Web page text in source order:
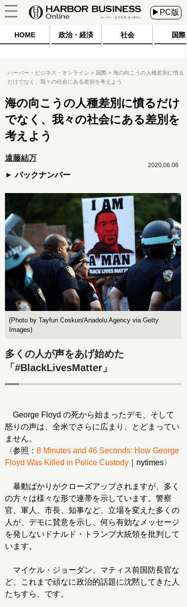
▶PC版
HOME 政治・経済 社会 国際
ハーバー・ビジネス・オンライン 国際
海の向こうの人種差別に憤る
だけでなく、我々の社会にある差別を考えよう
海の向こうの人種差別に憤るだけ
でなく、我々の社会にある差別を
考えよう
遠藤結万
バックナンバー
2020.06.06
(Photo by Tayfun Coskun/Anadolu Agency via Getty
Images)
多くの人が声をあげ始めた
「#BlackLivesMatter」
George Floyd の死から始まったデモ、そして
怒りの声は、全米でさらに広まり、とどまってい
ません。
〈参照： 8 Minutes and 46 Seconds: How George
Floyd Was Killed in Police Custody ｜nytimes〉
暴動ばかりがクローズアップされますが、多く
の方々は様々な形で連帯を示しています。警察
官、軍人、市長、知事など、立場を変えた多くの
人が、デモに賛意を示し、何ら有効なメッセージ
を発しないドナルド・トランプ大統領を批判して
います。
マイケル・ジョーダン、マティス前国防長官な
ど、これまで頑なに政治的話題に沈黙してきた人
たちすら、です。